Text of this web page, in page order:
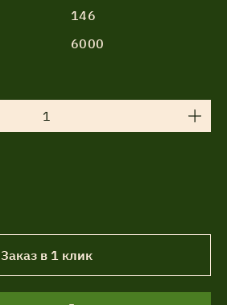
146
6000
Заказ в 1 клик